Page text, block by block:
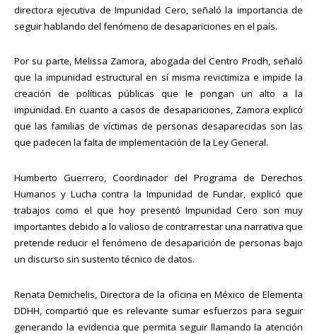
directora ejecutiva de Impunidad Cero, señaló la importancia de
seguir hablando del fenómeno de desapariciones en el país.
Por su parte, Melissa Zamora, abogada del Centro Prodh, señaló
que la impunidad estructural en sí misma revictimiza e impide la
creación de políticas públicas que le pongan un alto a la
impunidad. En cuanto a casos de desapariciones, Zamora explicó
que las familias de víctimas de personas desaparecidas son las
que padecen la falta de implementación de la Ley General.
Humberto Guerrero, Coordinador del Programa de Derechos
Humanos y Lucha contra la Impunidad de Fundar, explicó que
trabajos como el que hoy presentó Impunidad Cero son muy
importantes debido a lo valioso de contrarrestar una narrativa que
pretende reducir el fenómeno de desaparición de personas bajo
un discurso sin sustento técnico de datos.
Renata Demichelis, Directora de la oficina en México de Elementa
DDHH, compartió que es relevante sumar esfuerzos para seguir
generando la evidencia que permita seguir llamando la atención